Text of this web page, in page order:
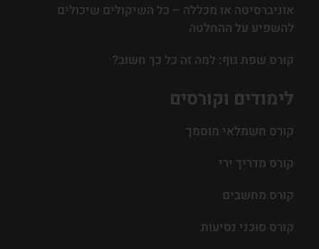
לימודים וקורסים
קורס חשמלאי מוסמך
קורס מדריך ירי
קורס מחשבים
קורס סוכני נסיעות
אוניברסיטה או מכללה – כל השיקולים שיכולים
להשפיע על ההחלטה
קורס שפת גוף: למה זה כל כך חשוב?